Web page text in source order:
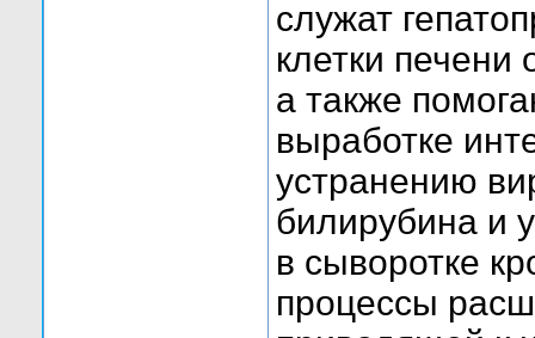
служат
клетки печени
а также
выработке
устранению
билирубина и
в сыворотке
процессы